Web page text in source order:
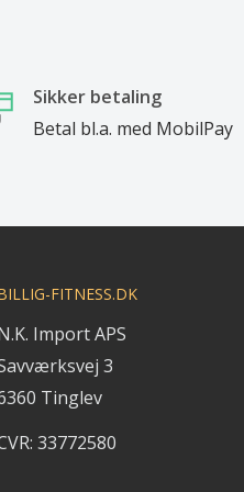
Sikker betaling
Betal bl.a. med MobilPay
FITNESS.DK
Import APS
3
Tinglev
33772580